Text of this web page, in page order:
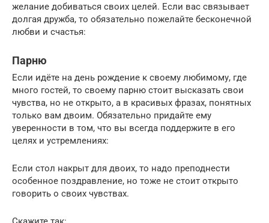
желание добиваться своих целей. Если вас связывает
долгая дружба, то обязательно пожелайте бесконечной
любви и счастья:
Парню
Если идёте на день рождение к своему любимому, где
много гостей, то своему парню стоит высказать свои
чувства, но не открыто, а в красивых фразах, понятных
только вам двоим. Обязательно придайте ему
уверенности в том, что вы всегда поддержите в его
целях и устремлениях:
Если стол накрыт для двоих, то надо преподнести
особенное поздравление, но тоже не стоит открыто
говорить о своих чувствах.